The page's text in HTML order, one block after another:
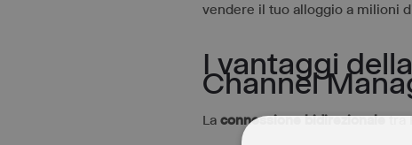
vendere il tuo alloggio a milioni
I vantaggi
Channel
Laconnessione bidirezionaletra